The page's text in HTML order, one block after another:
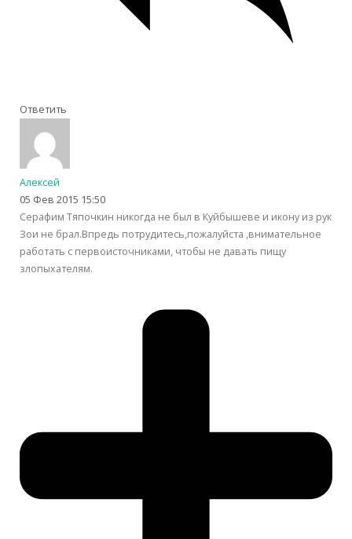
Ответить
Алексей
05 Фев 2015 15:50
Серафим Тяпочкин никогда не был в Куйбышеве и икону из рук
Зои не брал.Впредь потрудитесь,пожалуйста ,внимательное
работать с первоисточниками, чтобы не давать пищу
злопыхателям.